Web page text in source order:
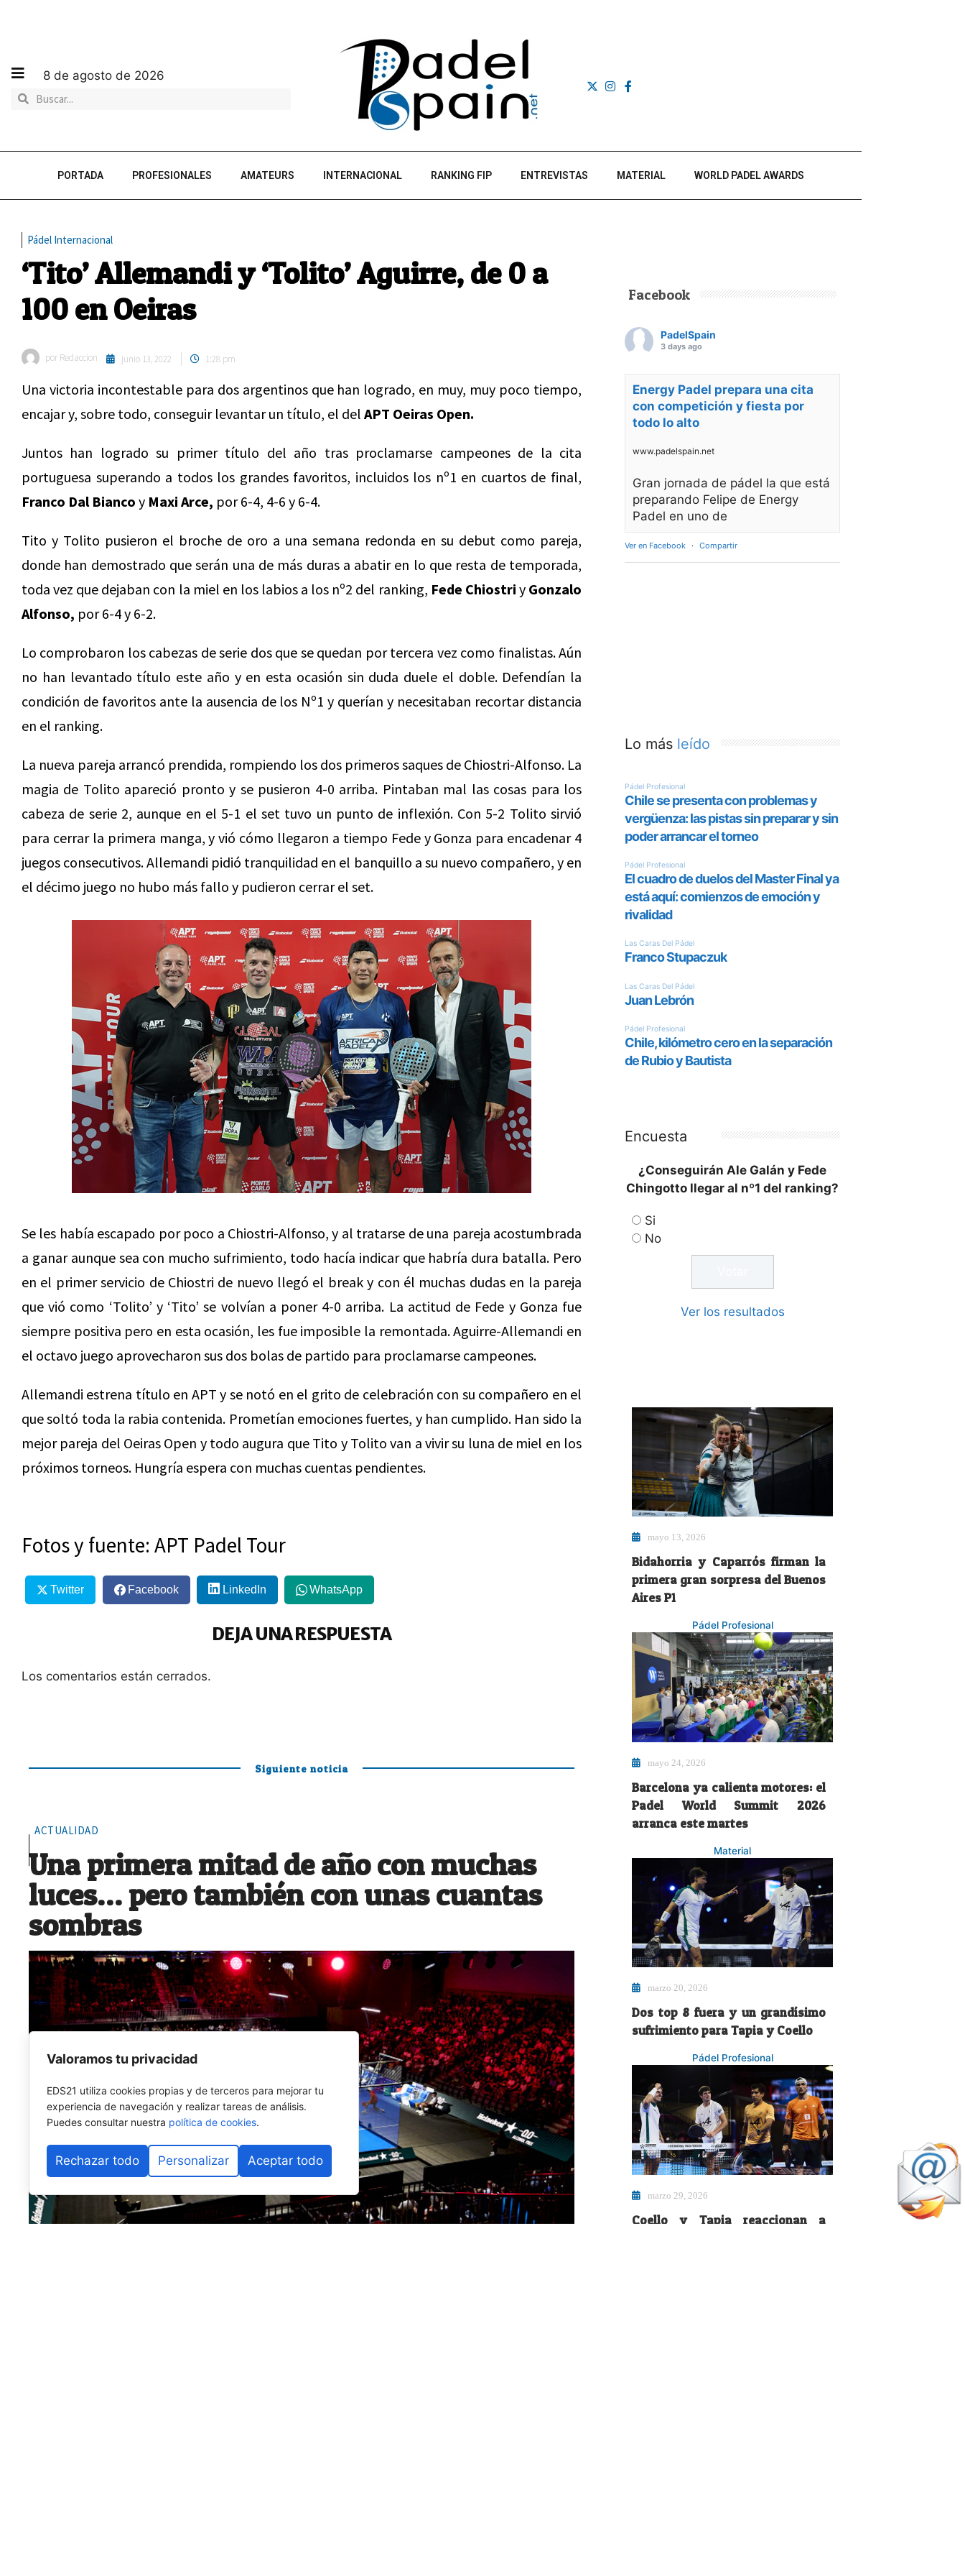
8 de agosto de 2026
PORTADA PROFESIONALES AMATEURS INTERNACIONAL RANKING FIP ENTREVISTAS MATERIAL WORLD PADEL AWARDS
Pádel Internacional
‘Tito’ Allemandi y ‘Tolito’ Aguirre, de 0 a
100 en Oeiras
por Redaccion junio 13, 2022 1:28 pm
Una victoria incontestable para dos argentinos que han logrado, en muy, muy poco tiempo,
encajar y, sobre todo, conseguir levantar un título, el del APT Oeiras Open.
Juntos han logrado su primer título del año tras proclamarse campeones de la cita
portuguesa superando a todos los grandes favoritos, incluidos los nº1 en cuartos de final,
Franco Dal Bianco y Maxi Arce, por 6-4, 4-6 y 6-4.
Tito y Tolito pusieron el broche de oro a una semana redonda en su debut como pareja,
donde han demostrado que serán una de más duras a abatir en lo que resta de temporada,
toda vez que dejaban con la miel en los labios a los nº2 del ranking, Fede Chiostri y Gonzalo
Alfonso, por 6-4 y 6-2.
Lo comprobaron los cabezas de serie dos que se quedan por tercera vez como finalistas. Aún
no han levantado título este año y en esta ocasión sin duda duele el doble. Defendían la
condición de favoritos ante la ausencia de los Nº1 y querían y necesitaban recortar distancia
en el ranking.
La nueva pareja arrancó prendida, rompiendo los dos primeros saques de Chiostri-Alfonso. La
magia de Tolito apareció pronto y se pusieron 4-0 arriba. Pintaban mal las cosas para los
cabeza de serie 2, aunque en el 5-1 el set tuvo un punto de inflexión. Con 5-2 Tolito sirvió
para cerrar la primera manga, y vió cómo llegaron a tiempo Fede y Gonza para encadenar 4
juegos consecutivos. Allemandi pidió tranquilidad en el banquillo a su nuevo compañero, y en
el décimo juego no hubo más fallo y pudieron cerrar el set.
Se les había escapado por poco a Chiostri-Alfonso, y al tratarse de una pareja acostumbrada
a ganar aunque sea con mucho sufrimiento, todo hacía indicar que habría dura batalla. Pero
en el primer servicio de Chiostri de nuevo llegó el break y con él muchas dudas en la pareja
que vió como ‘Tolito’ y ‘Tito’ se volvían a poner 4-0 arriba. La actitud de Fede y Gonza fue
siempre positiva pero en esta ocasión, les fue imposible la remontada. Aguirre-Allemandi en
el octavo juego aprovecharon sus dos bolas de partido para proclamarse campeones.
Allemandi estrena título en APT y se notó en el grito de celebración con su compañero en el
que soltó toda la rabia contenida. Prometían emociones fuertes, y han cumplido. Han sido la
mejor pareja del Oeiras Open y todo augura que Tito y Tolito van a vivir su luna de miel en los
próximos torneos. Hungría espera con muchas cuentas pendientes.
Fotos y fuente: APT Padel Tour
Twitter Facebook LinkedIn WhatsApp
DEJA UNA RESPUESTA
Los comentarios están cerrados.
Siguiente noticia
ACTUALIDAD
Una primera mitad de año con muchas
luces… pero también con unas cuantas
sombras
Facebook
PadelSpain
3 days ago
Energy Padel prepara una cita
con competición y fiesta por
todo lo alto
www.padelspain.net
Gran jornada de pádel la que está
preparando Felipe de Energy
Padel en uno de
Ver en Facebook · Compartir
Lo más leído
Encuesta
¿Conseguirán Ale Galán y Fede
Chingotto llegar al nº1 del ranking?
Si
No
Ver los resultados
mayo 13, 2026
Bidahorria y Caparrós firman la
primera gran sorpresa del Buenos
Aires P1
Pádel Profesional
mayo 24, 2026
Barcelona ya calienta motores: el
Padel World Summit 2026
arranca este martes
Material
marzo 20, 2026
Dos top 8 fuera y un grandísimo
sufrimiento para Tapia y Coello
Pádel Profesional
marzo 29, 2026
Coello y Tapia reaccionan a
Valoramos tu privacidad
EDS21 utiliza cookies propias y de terceros para mejorar tu
experiencia de navegación y realizar tareas de análisis.
Puedes consultar nuestra política de cookies.
Rechazar todo Personalizar Aceptar todo